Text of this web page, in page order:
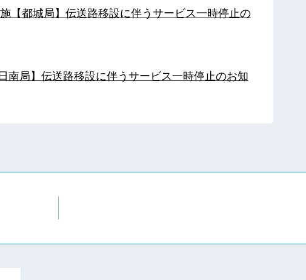
【都城局】伝送路移設に伴うサービス一時停止の
南局】伝送路移設に伴うサービス一時停止のお知